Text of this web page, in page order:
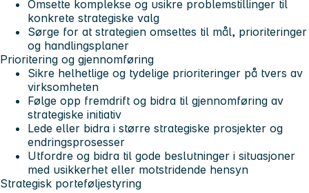
Omsette komplekse og usikre problemstillinger til
konkrete strategiske valg
Sørge for at strategien omsettes til mål, prioriteringer
og handlingsplaner
Prioritering og gjennomføring
Sikre helhetlige og tydelige prioriteringer på tvers av
virksomheten
Følge opp fremdrift og bidra til gjennomføring av
strategiske initiativ
Lede eller bidra i større strategiske prosjekter og
endringsprosesser
Utfordre og bidra til gode beslutninger i situasjoner
med usikkerhet eller motstridende hensyn
Strategisk porteføljestyring